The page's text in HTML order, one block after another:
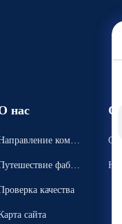
нас
компа
фабри
качества
сайта